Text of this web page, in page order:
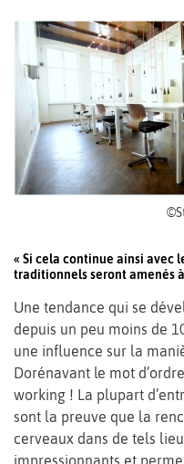
« Si cela continue ainsi avec
traditionnels seront amenés
Une tendance qui se
depuis un peu moins de
une influence sur la
Dorénavant le mot
working ! La plupart
sont la preuve que la
cerveaux dans de tels
impressionnants et